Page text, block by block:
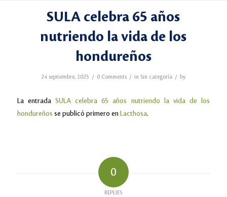
SULA celebra 65 años
nutriendo la vida de los
hondureños
24 septiembre, 2025 / 0 Comments / in Sin categoría / by
La entrada SULA celebra 65 años nutriendo la vida de los
hondureños se publicó primero en Lacthosa.
0
REPLIES